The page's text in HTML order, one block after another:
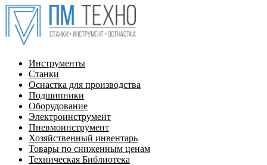
Инструменты
Станки
Оснастка для производства
Подшипники
Оборудование
Электроинструмент
Пневмоинструмент
Хозяйственный инвентарь
Товары по сниженным ценам
Техническая Библиотека